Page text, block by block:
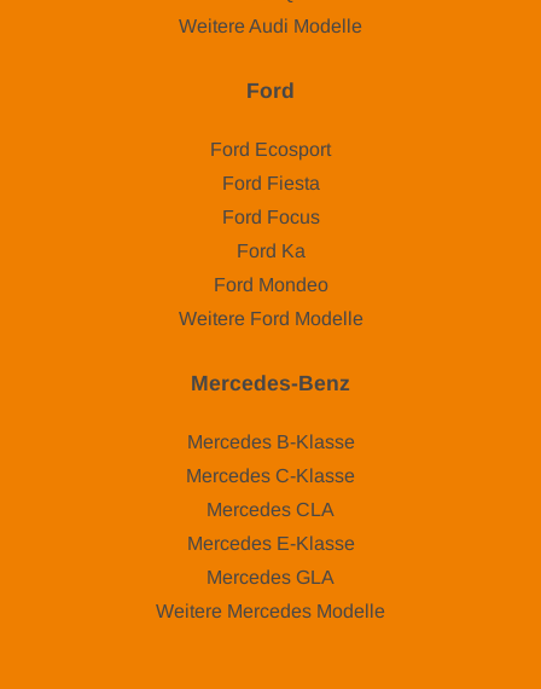
Weitere Audi Modelle
Ford
Ford Ecosport
Ford Fiesta
Ford Focus
Ford Ka
Ford Mondeo
Weitere Ford Modelle
Mercedes-Benz
Mercedes B-Klasse
Mercedes C-Klasse
Mercedes CLA
Mercedes E-Klasse
Mercedes GLA
Weitere Mercedes Modelle